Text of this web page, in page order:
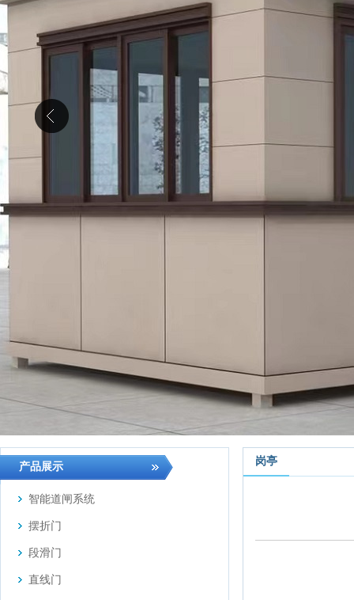
产品展示
智能道闸系统
摆折门
段滑门
直线门
岗亭